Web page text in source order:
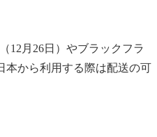
12月26日）やブラックフラ
本から利用する際は配送の可